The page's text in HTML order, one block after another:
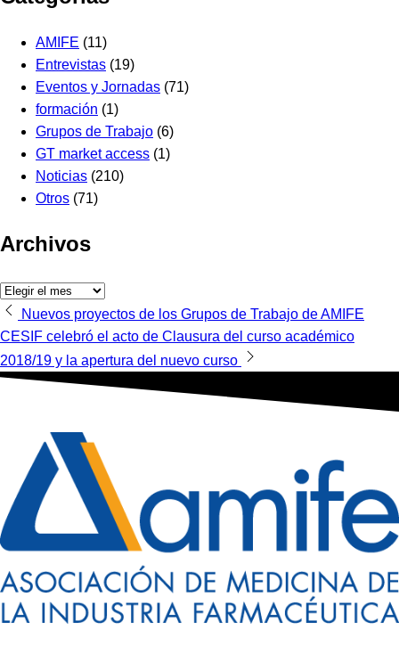
AMIFE (11)
Entrevistas (19)
Eventos y Jornadas (71)
formación (1)
Grupos de Trabajo (6)
GT market access (1)
Noticias (210)
Otros (71)
Archivos
Archivos
Navegación
de
entradas
Nuevos proyectos de los Grupos de Trabajo de AMIFE
CESIF celebró el acto de Clausura del curso académico
2018/19 y la apertura del nuevo curso